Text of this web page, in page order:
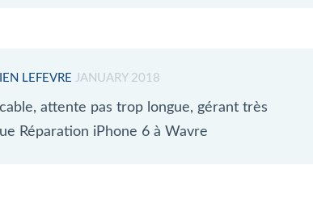
LEFEVRE JANUARY 2018
attente pas trop longue, gérant très
Réparation iPhone 6 à Wavre